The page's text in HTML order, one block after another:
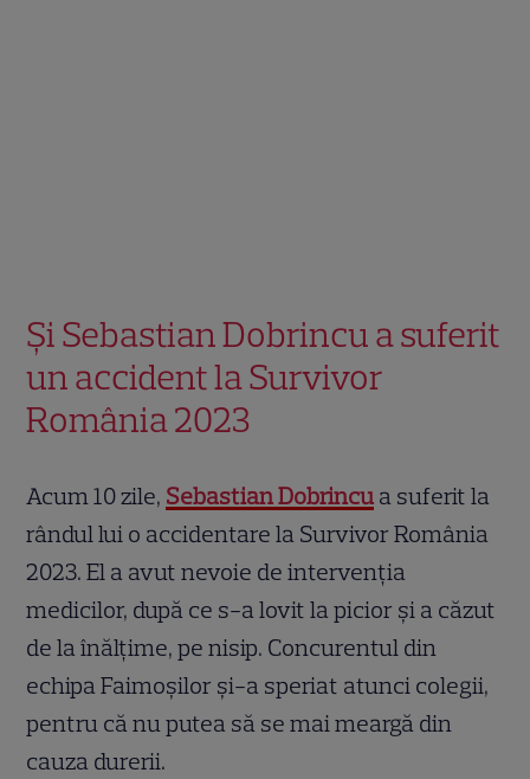
Și Sebastian Dobrincu a suferit
un accident la Survivor
România 2023
Acum 10 zile, Sebastian Dobrincu a suferit la
rândul lui o accidentare la Survivor România
2023. El a avut nevoie de intervenția
medicilor, după ce s-a lovit la picior și a căzut
de la înălțime, pe nisip. Concurentul din
echipa Faimoșilor și-a speriat atunci colegii,
pentru că nu putea să se mai meargă din
cauza durerii.